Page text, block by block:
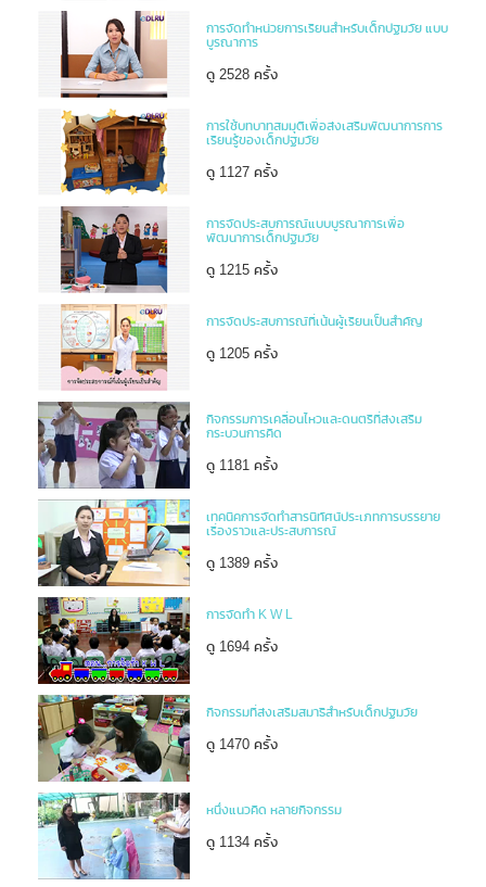
การจัดทำหน่วยการเรียนสำหรับเด็กปฐมวัย แบบ
บูรณาการ
ดู 2528 ครั้ง
การใช้บทบาทสมมุติเพื่อส่งเสริมพัฒนาการการ
เรียนรู้ของเด็กปฐมวัย
ดู 1127 ครั้ง
การจัดประสบการณ์แบบบูรณาการเพื่อ
พัฒนาการเด็กปฐมวัย
ดู 1215 ครั้ง
การจัดประสบการณ์ที่เน้นผู้เรียนเป็นสำคัญ
ดู 1205 ครั้ง
กิจกรรมการเคลื่อนไหวและดนตรีที่ส่งเสริม
กระบวนการคิด
ดู 1181 ครั้ง
เทคนิคการจัดทำสารนิทัศน์ประเภทการบรรยาย
เรื่องราวและประสบการณ์
ดู 1389 ครั้ง
การจัดทำ K W L
ดู 1694 ครั้ง
กิจกรรมที่ส่งเสริมสมาธิสำหรับเด็กปฐมวัย
ดู 1470 ครั้ง
หนึ่งแนวคิด หลายกิจกรรม
ดู 1134 ครั้ง